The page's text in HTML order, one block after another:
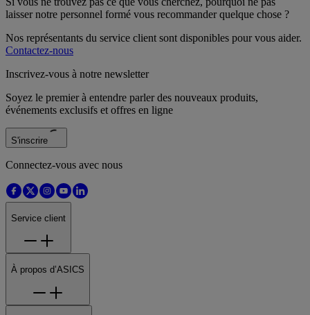
laisser notre personnel formé vous recommander quelque chose ?
Nos représentants du service client sont disponibles pour vous aider.
Contactez-nous
Inscrivez-vous à notre newsletter
Soyez le premier à entendre parler des nouveaux produits,
événements exclusifs et offres en ligne
S'inscrire
Connectez-vous avec nous
Service client
À propos d’ASICS